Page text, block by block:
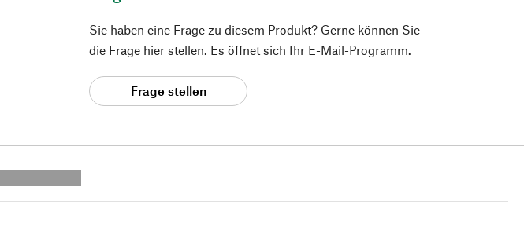
Sie haben eine Frage zu diesem Produkt? Gerne können Sie
die Frage hier stellen. Es öffnet sich Ihr E-Mail-Programm.
Frage stellen